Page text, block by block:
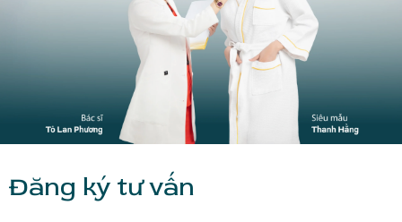
Đăng ký tư vấn